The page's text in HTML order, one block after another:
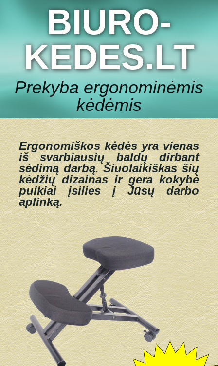
BIURO-
KEDES.LT
Prekyba ergonominėmis
kėdėmis
Ergonomiškos kėdės yra vienas
iš svarbiausių baldų dirbant
sėdimą darbą.Šiuolaikiškas šių
kėdžių dizainas ir gera kokybė
puikiai įsilies į Jūsų darbo
aplinką.